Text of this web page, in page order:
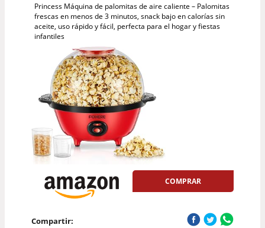
Princess Máquina de palomitas de aire caliente – Palomitas
frescas en menos de 3 minutos, snack bajo en calorías sin
aceite, uso rápido y fácil, perfecta para el hogar y fiestas
infantiles
COMPRAR
Compartir: